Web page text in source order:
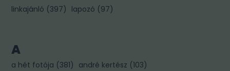
linkajánló (397) lapozó (97)
A
a hét fotója (381) andré kertész (103)